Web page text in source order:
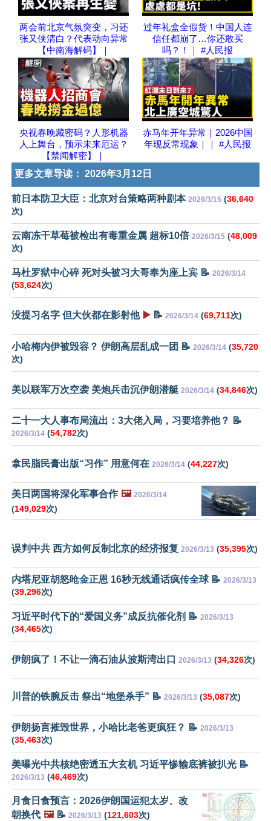
两会前北京气氛突变，习还
张又侠清白？代表动向异常
【中南海解码】｜
过年礼盒全假货！中国人连
信任都崩了…你还敢买
吗？！｜ #人民报
央视春晚藏密码？人形机器
人上舞台，预示未来厄运？
【禁闻解密】｜
赤马年开年异常｜2026中国
年现反常现象｜｜ #人民报
更多文章导读： 2026年3月12日
前日本防卫大臣：北京对台策略两种剧本 2026/3/15 (36,640
次)
云南冻干草莓被检出有毒重金属 超标10倍 2026/3/15 (48,009
次)
马杜罗狱中心碎 死对头被习大哥奉为座上宾 📝 2026/3/14
(53,624次)
没提习名字 但大伙都在影射他 ▶️ 📝 2026/3/14 (69,711次)
小哈梅内伊被毁容？ 伊朗高层乱成一团 📝 2026/3/14 (35,720
次)
美以联军万次空袭 美炮兵击沉伊朗潜艇 2026/3/14 (34,846次)
二十一大人事布局流出：3大佬入局，习要培养他？ 📝
2026/3/14 (54,782次)
拿民脂民膏出版“习作” 用意何在 2026/3/14 (44,227次)
美日两国将深化军事合作 🖼️ 2026/3/14
(149,029次)
误判中共 西方如何反制北京的经济报复 2026/3/13 (35,395次)
内塔尼亚胡怒呛金正恩 16秒无线通话疯传全球 📝 2026/3/13
(39,296次)
习近平时代下的“爱国义务”成反抗催化剂 📝 2026/3/13
(34,465次)
伊朗疯了！不让一滴石油从波斯湾出口 2026/3/13 (34,326次)
川普的铁腕反击 祭出“地堡杀手” 📝 2026/3/13 (35,087次)
伊朗扬言摧毁世界，小哈比老爸更疯狂？ 📝 2026/3/13
(35,463次)
美曝光中共核绝密透五大玄机 习近平惨输底裤被扒光 📝
2026/3/13 (46,469次)
月食日食预言：2026伊朗国运犯太岁、改
朝换代 🖼️📝 2026/3/13 (121,603次)